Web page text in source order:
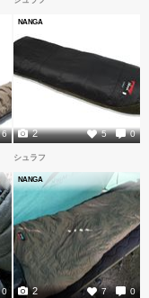
6
NANGA
5 0
2
0
シュラフ
NANGA
7 0
2